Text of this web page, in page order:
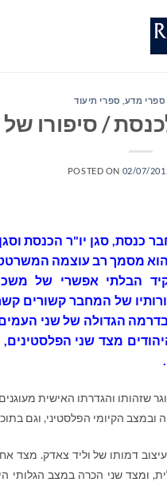
ספרי מדע, ספרי תיעוד
/ סיפורו
POSTED ON 02/07/
כנסת, סגן יו"ר הכנסת
הוא מסמך רב עוצמה
הבלתי אפשרי של
של המחבר קשורים
הגדולה של שני
מצד שני
שזהותו והגדרתו האישית
ובמצב הקיומי הפלסטיני, וגם
דמותו של וליד צאדק.
ומצד שני הכרה במצב הגלותי